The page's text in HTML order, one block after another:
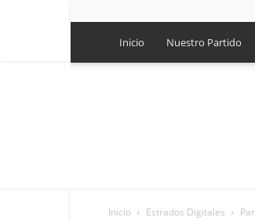
Inicio Nuestro Partido
Inicio Estrados Digitales